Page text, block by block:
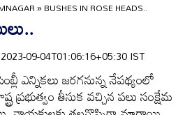
»BUSHES IN ROSE HEADS..
09-04T01:06:16+05:30 IST
ఎన్నికలు జరగనున్న నేపథ్యంలో
ప్రభుత్వం తీసుక వచ్చిన పలు సంక్షేమ